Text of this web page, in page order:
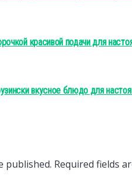
красивой подачи для
вкусное блюдо для
published. Required fields